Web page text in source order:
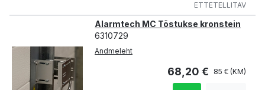
ETTETELLITAV
Alarmtech MC Tõstukse kronstein
6310729
Andmeleht
68,20 € 85 €